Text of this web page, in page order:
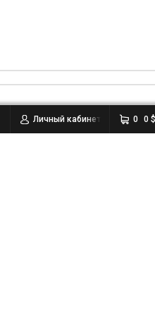
0 0 $
Личный кабинет